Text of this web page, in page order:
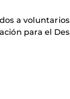
a
para el